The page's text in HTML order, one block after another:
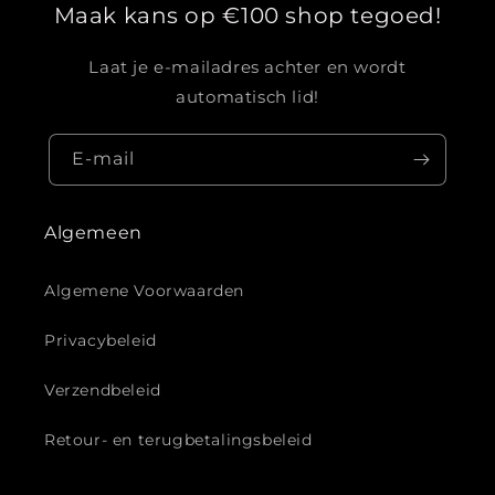
Maak kans op €100 shop tegoed!
Laat je e-mailadres achter en wordt
automatisch lid!
E‑mail
Algemeen
Algemene Voorwaarden
Privacybeleid
Verzendbeleid
Retour- en terugbetalingsbeleid